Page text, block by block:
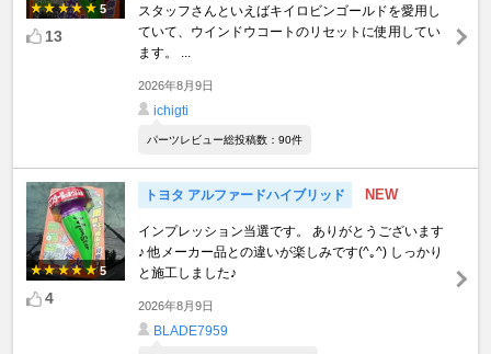
5
13
スタッフさんといえばキイロビンゴールドを愛用し
ていて、ウインドウコートのリセットに使用してい
ます。 ...
2026年8月9日
ichigti
パーツレビュー総投稿数：90件
5
4
トヨタ アルファードハイブリッド NEW
インプレッション当選です。 ありがとうございます
♪ 他メーカー品との違いが楽しみです(^｡^) しっかり
と施工しました♪
2026年8月9日
BLADE7959